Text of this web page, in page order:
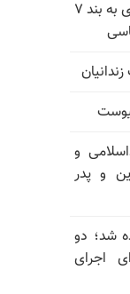
یورش وحشیانه دژخیمان رژیم آخوندی به بند ۷
ضداسلامی و
و پدر
شد؛ دو
اجرای